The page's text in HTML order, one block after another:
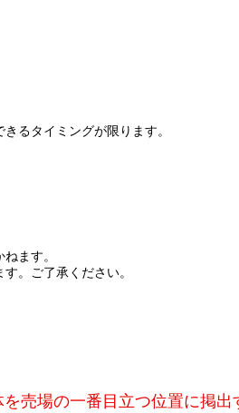
るタイミングが限ります。
ます。
。ご了承ください。
売場の一番目立つ位置に掲